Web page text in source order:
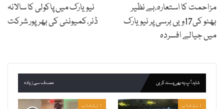
مزاحمت کا استعارہ،بے نظیر
بھٹو کی17ویں برسی پر نیویارک
میں جیالے افسردہ
نیویارک میں پاکولی کا سالانہ
ڈنر،کمیونٹی کی بھرپور شرکت
شاید آپ یہ بھی پسند کریں مصنف سے زیادہ
انتخاب انتخاب